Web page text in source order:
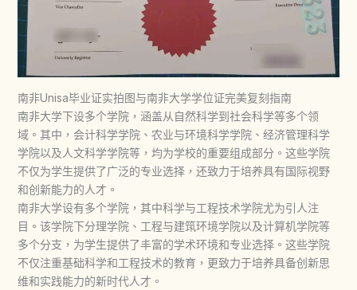
南非Unisa毕业证实拍图与南非大学学位证完美复刻指南
南非大学下设多个学院，涵盖从自然科学到社会科学等多个领
域。其中，会计科学学院、农业与环境科学学院、经济管理科学
学院以及人文科学学院等，均为学校的重要组成部分。这些学院
不仅为学生提供了广泛的专业选择，还致力于培养具有国际视野
和创新能力的人才。
南非大学设有多个学院，其中科学与工程技术学院尤为引人注
目。该学院下分理学院、工程与建筑环境学院以及计算机学院等
多个分支，为学生提供了丰富的学术环境和专业选择。这些学院
不仅注重基础科学和工程技术的教育，更致力于培养具备创新思
维和实践能力的新时代人才。